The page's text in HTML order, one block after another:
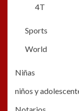
4T
Sports
World
Niñas
niños y